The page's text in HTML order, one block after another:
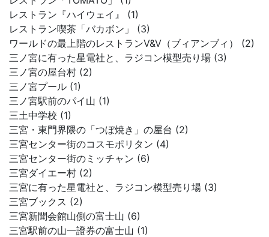
レストラン『ハイウェイ』 (1)
レストラン喫茶「バカボン」 (3)
ワールドの最上階のレストランV&V（ブィアンブィ） (2)
三ノ宮に有った星電社と、ラジコン模型売り場 (3)
三ノ宮の屋台村 (2)
三ノ宮プール (1)
三ノ宮駅前のパイ山 (1)
三土中学校 (1)
三宮・東門界隈の「つぼ焼き」の屋台 (2)
三宮センター街のコスモポリタン (4)
三宮センター街のミッチャン (6)
三宮ダイエー村 (2)
三宮に有った星電社と、ラジコン模型売り場 (3)
三宮ブックス (2)
三宮新聞会館山側の富士山 (6)
三宮駅前の山一證券の富士山 (1)